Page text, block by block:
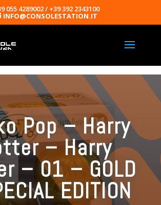
055 4289002 / +39 392 2343100
INFO@CONSOLESTATION.IT
Pop – Harry
– Harry
– 01 – GOLD
EDITION